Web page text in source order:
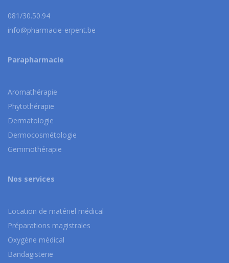
081/30.50.94
info@pharmacie-erpent.be
Parapharmacie
Aromathérapie
Phytothérapie
Dermatologie
Dermocosmétologie
Gemmothérapie
Nos services
Location de matériel médical
Préparations magistrales
Oxygène médical
Bandagisterie